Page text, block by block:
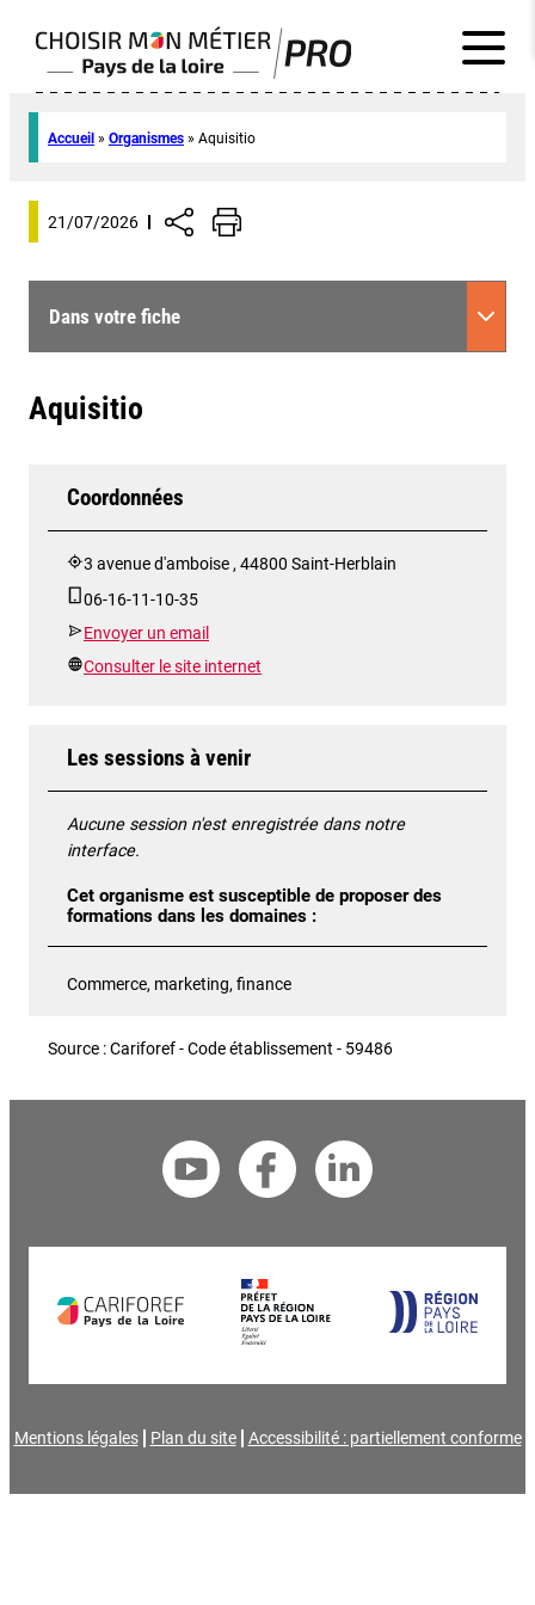
Accueil » Organismes » Aquisitio
21/07/2026
Dans votre fiche
Aquisitio
Coordonnées
3 avenue d'amboise , 44800 Saint-Herblain
06-16-11-10-35
Envoyer un email
Consulter le site internet
Les sessions à venir
Aucune session n'est enregistrée dans notre
interface.
Cet organisme est susceptible de proposer des
formations dans les domaines :
Commerce, marketing, finance
Source : Cariforef - Code établissement - 59486
Mentions légales Plan du site Accessibilité : partiellement conforme